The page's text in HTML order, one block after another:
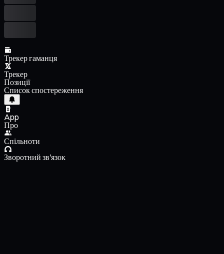
Трекер гаманця
Трекер
Позиції
Список спостереження
App
Про
Спільноти
Зворотний зв'язок